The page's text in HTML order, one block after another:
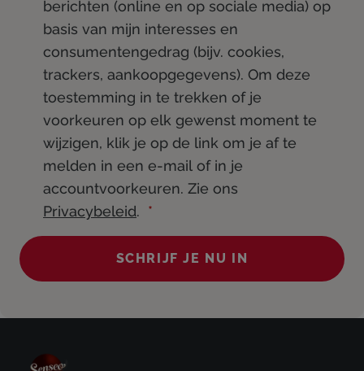
berichten (online en op sociale media) op
basis van mijn interesses en
consumentengedrag (bijv. cookies,
trackers, aankoopgegevens). Om deze
toestemming in te trekken of je
voorkeuren op elk gewenst moment te
wijzigen, klik je op de link om je af te
melden in een e-mail of in je
accountvoorkeuren. Zie ons
Privacybeleid.
SCHRIJF JE NU IN